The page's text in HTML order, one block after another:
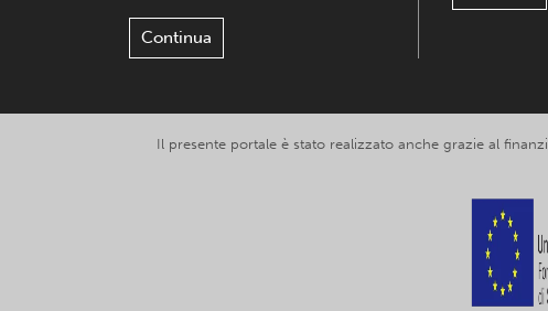
Continua
Il presente portale è stato realizzato anche grazie al